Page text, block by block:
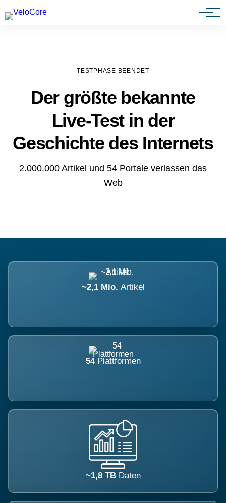
Agenturen & Webdesigner
TESTPHASE BEENDET
Der größte bekannte
Live-Test in der
Geschichte des Internets
2.000.000 Artikel und 54 Portale verlassen das
Web
~2,1 Mio. Artikel
54 Plattformen
~1,8 TB Daten